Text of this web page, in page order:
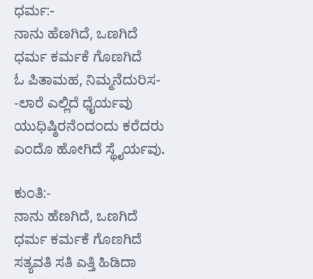
ಧರ್ಮ:-
ನಾನು ಹೆಣಗಿದೆ, ಒಣಗಿದೆ
ಧರ್ಮ ಕರ್ಮಕೆ ಗೊಣಗಿದೆ
ಓ ಪಿತಾಮಹ, ನಿಮ್ಮನೆದುರಿಸ-
-ಲಾರೆ ಎಲ್ಲಿದೆ ಧೈರ್ಯವು
ಯುಧಿಷ್ಠಿರನೆಂದಂದು ಕರೆದರು
ಎಂದೊ ಹೋಗಿದೆ ಸ್ಥೈರ್ಯವು.
ಕುಂತಿ:-
ನಾನು ಹೆಣಗಿದೆ, ಒಣಗಿದೆ
ಧರ್ಮ ಕರ್ಮಕೆ ಗೊಣಗಿದೆ
ಸತ್ಯವತಿ ಸತಿ ಎತ್ತಿ ಹಿಡಿದಾ